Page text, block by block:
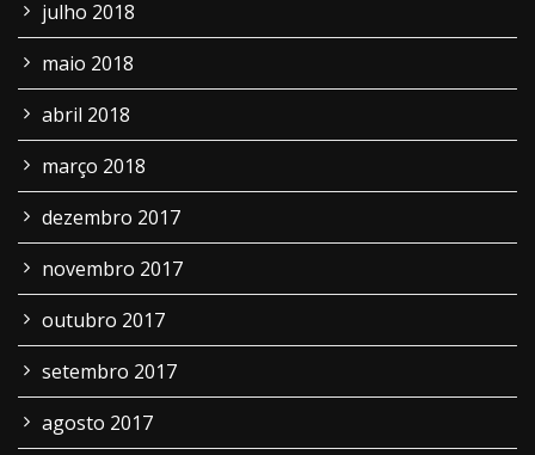
julho 2018
maio 2018
abril 2018
março 2018
dezembro 2017
novembro 2017
outubro 2017
setembro 2017
agosto 2017